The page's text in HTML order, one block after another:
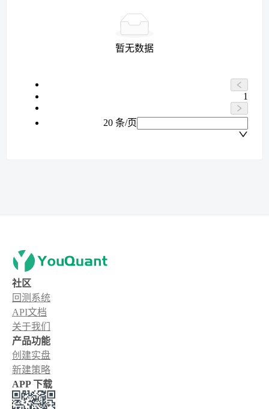
暂无数据
1
20 条/页
社区
回测系统
API文档
关于我们
产品功能
创建实盘
新建策略
APP 下载